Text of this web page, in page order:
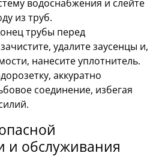
водоснабжения и слейте
из труб.
трубы перед
удалите заусенцы и,
нанесите уплотнитель.
аккуратно
соединение, избегая
и обслуживания